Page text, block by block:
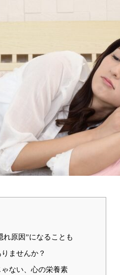
原因”になることも
ませんか？
ない、心の栄養素